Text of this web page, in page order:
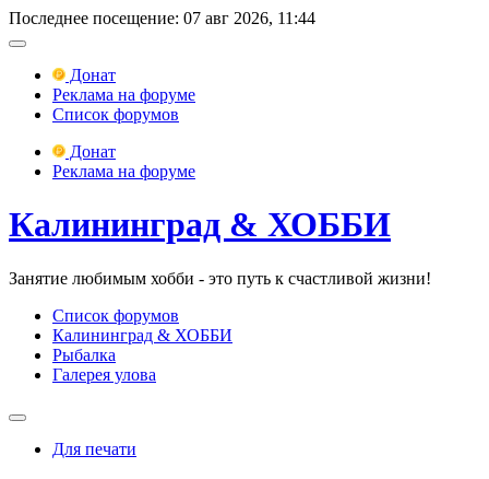
Последнее посещение: 07 авг 2026, 11:44
Донат
Реклама на форуме
Список форумов
Донат
Реклама на форуме
Калининград & ХОББИ
Занятие любимым хобби - это путь к счастливой жизни!
Список форумов
Калининград & ХОББИ
Рыбалка
Галерея улова
Для печати